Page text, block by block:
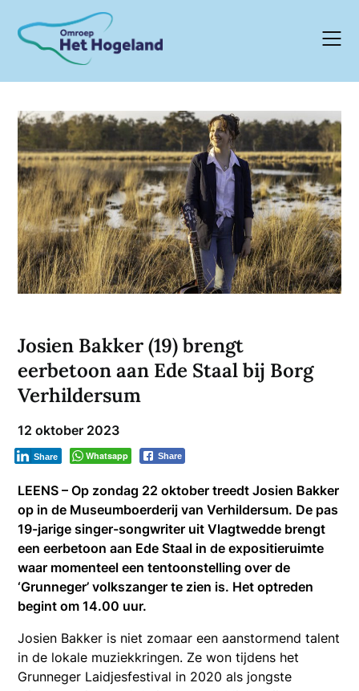
content
Josien Bakker (19) brengt
eerbetoon aan Ede Staal bij Borg
Verhildersum
12 oktober 2023
Whatsapp Share
Share
LEENS – Op zondag 22 oktober treedt Josien Bakker
op in de Museumboerderij van Verhildersum. De pas
19-jarige singer-songwriter uit Vlagtwedde brengt
een eerbetoon aan Ede Staal in de expositieruimte
waar momenteel een tentoonstelling over de
‘Grunneger’ volkszanger te zien is. Het optreden
begint om 14.00 uur.
Josien Bakker is niet zomaar een aanstormend talent
in de lokale muziekkringen. Ze won tijdens het
Grunneger Laidjesfestival in 2020 als jongste